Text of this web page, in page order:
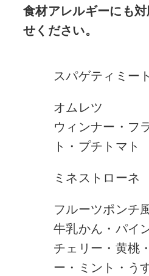
食材アレルギーにも
せください。
スパゲティミー
オムレツ
ウィンナー・フ
ト・プチトマト
ミネストローネ
フルーツポンチ
牛乳かん・パイ
チェリー・黄桃
ー・ミント・う